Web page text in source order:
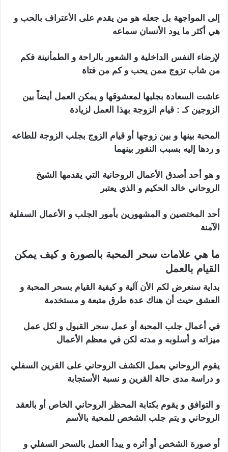
إلى المواجهة بل جعله هو من يقدم على الأعتراف بالحب و
هي أكثر ما يود الأنسان سماعه
لإرضاء النفس الداخلية و الشعور بالراحة و الطمأنينة فكم
من شاب تزوج ممن يحب و كم من فتاة
عاشت السعادة بجلبها لمعشوقها و يمكن العمل أيضاً بين
الزوجين كـ : قيام الزوجة بهذا العمل لزيادة
المحبة بينها و بين زوجها أو قيام الزوج بجلب الزوجة للطاعه
و ردها إليه بسبب النفور بينهما
و هو أحد أصدق الأعمال الروحانية التي يقدمها الشيخ
الروحاني خالد الحكيم و الذي يعتبر
أحد المختصين و المشهورين بأمور الجلب و الأعمال السفلية
الآمنة
ما هي علامات سحر المحبة بالصورة و كيف يمكن
القيام بالعمل
بداية سنعرض لكم الأن آلية و كيفية القيام بسحر المحبة و
العشق حيث أن هناك عدة طرق متبعة و مستخدمة
في أعمال جلب المحبة أو عمل سحر القبول و لكل عمل
ميزاته و أسلوبه و مدته لكن في معظم الأعمال
يقوم الروحاني بعمل الكشف الروحاني على القرين السفلي
و دراسة مدى حالة القرين و نسبة الأستجابة
و التوافق و يقوم بكتابة المحظر الروحاني الخاص أو بالعقد
الروحاني و يتم جلب الشخص للمحبة بالأسم
أو صورة الشخص أو أثره و يبدأ العمل بالسحر السفلي و